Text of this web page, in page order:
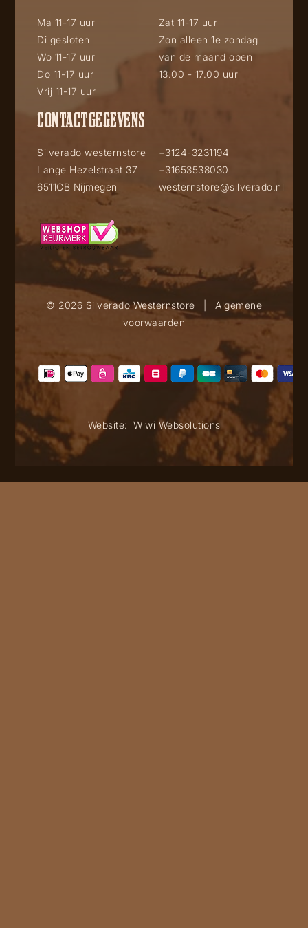
Ma 11-17 uur
Di gesloten
Wo 11-17 uur
Do 11-17 uur
Vrij 11-17 uur
Zat 11-17 uur
Zon alleen 1e zondag
van de maand open
13.00 - 17.00 uur
CONTACTGEGEVENS
Silverado westernstore
Lange Hezelstraat 37
6511CB Nijmegen
+3124-3231194
+31653538030
westernstore@silverado.nl
© 2026 Silverado Westernstore
Algemene
voorwaarden
Website: Wiwi Websolutions